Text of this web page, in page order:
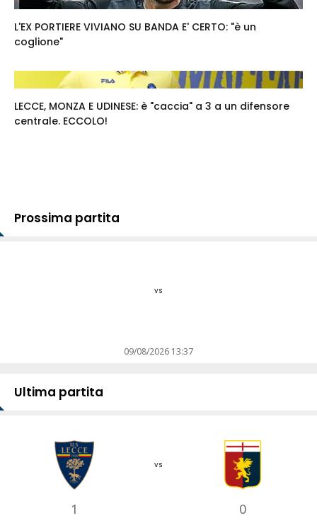
L'EX PORTIERE VIVIANO SU BANDA E' CERTO: "è un
coglione"
LECCE, MONZA E UDINESE: è "caccia" a 3 a un difensore
centrale. ECCOLO!
Prossima partita
vs
09/08/2026 13:37
Ultima partita
1
vs
0